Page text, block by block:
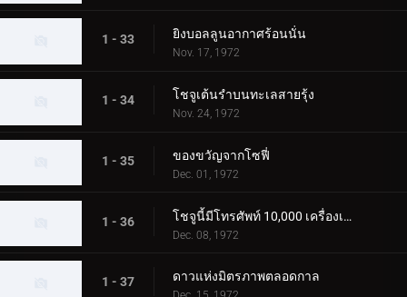
1 - 33 ยิงบอลลูนอากาศร้อนนั่น
Nov. 17, 1972
1 - 34 โชจูเต้นรำบนทะเลสายรุ้ง
Nov. 24, 1972
1 - 35 ของขวัญจากโซฟี่
Dec. 01, 1972
1 - 36 โชจูนี้มีโทรศัพท์ 10,000 เครื่องเหรอ?
Dec. 08, 1972
1 - 37 ดาวแห่งมิตรภาพตลอดกาล